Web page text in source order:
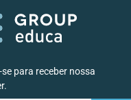
para receber nossa